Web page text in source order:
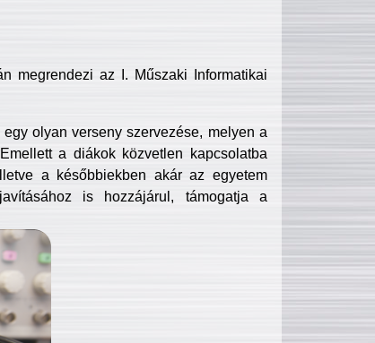
megrendezi az I. Műszaki Informatikai
olyan verseny szervezése, melyen a
a diákok közvetlen kapcsolatba
a későbbiekben akár az egyetem
is hozzájárul, támogatja a